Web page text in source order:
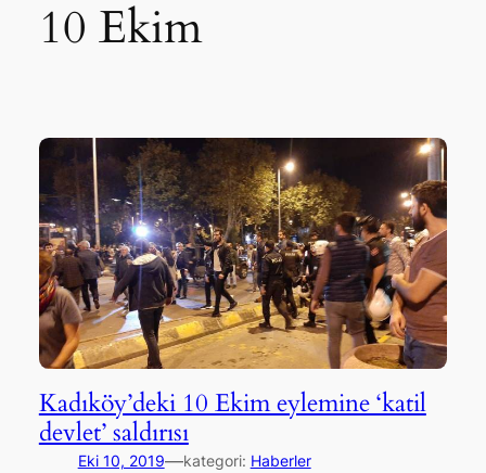
10 Ekim
Kadıköy’deki 10 Ekim eylemine ‘katil
devlet’ saldırısı
Eki 10, 2019—kategori: Haberler